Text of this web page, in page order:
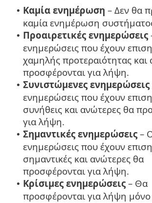
• Καμία ενημέρωση – Δεν θα
καμία ενημέρωση
• Προαιρετικές ενημερώσεις
ενημερώσεις που έχουν
χαμηλής προτεραιότητας και
προσφέρονται για λήψη.
• Συνιστώμενες ενημερώσεις
ενημερώσεις που έχουν
συνήθεις και ανώτερες θα
για λήψη.
• Σημαντικές ενημερώσεις –
ενημερώσεις που έχουν
σημαντικές και ανώτερες θα
προσφέρονται για λήψη.
• Κρίσιμες ενημερώσεις – Θα
προσφέρονται για λήψη μόνο